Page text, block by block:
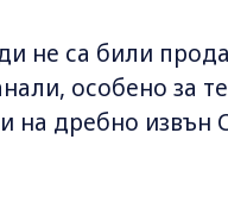
не са били
особено за
на дребно